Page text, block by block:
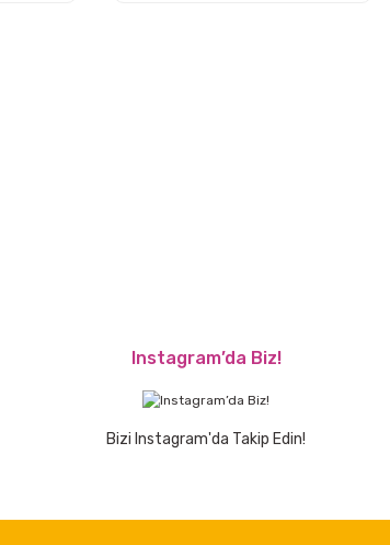
Instagram’da Biz!
Bizi Instagram'da Takip Edin!